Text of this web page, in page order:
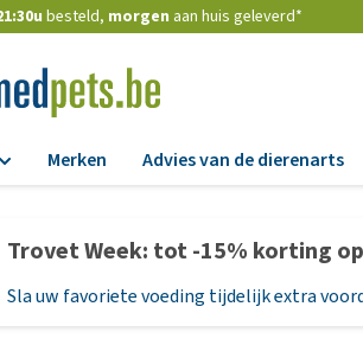
besteld, morgen aan huis geleverd*
Hondenbrokken
Natvoer
Merken Advies van de dierenarts
Trovet Week: tot -15% korting
Sla uw favoriete voeding tijdelijk extra